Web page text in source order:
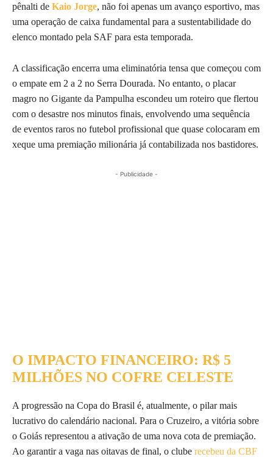
pênalti de Kaio Jorge, não foi apenas um avanço esportivo, mas
uma operação de caixa fundamental para a sustentabilidade do
elenco montado pela SAF para esta temporada.
A classificação encerra uma eliminatória tensa que começou com
o empate em 2 a 2 no Serra Dourada. No entanto, o placar
magro no Gigante da Pampulha escondeu um roteiro que flertou
com o desastre nos minutos finais, envolvendo uma sequência
de eventos raros no futebol profissional que quase colocaram em
xeque uma premiação milionária já contabilizada nos bastidores.
- Publicidade -
O IMPACTO FINANCEIRO: R$ 5
MILHÕES NO COFRE CELESTE
A progressão na Copa do Brasil é, atualmente, o pilar mais
lucrativo do calendário nacional. Para o Cruzeiro, a vitória sobre
o Goiás representou a ativação de uma nova cota de premiação.
Ao garantir a vaga nas oitavas de final, o clube recebeu da CBF